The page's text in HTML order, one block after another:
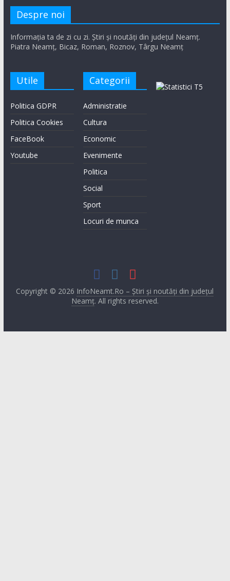
Despre noi
Informația ta de zi cu zi. Știri și noutăți din județul Neamț.
Piatra Neamț, Bicaz, Roman, Roznov, Târgu Neamț
Utile
Politica GDPR
Politica Cookies
FaceBook
Youtube
Categorii
Administratie
Cultura
Economic
Evenimente
Politica
Social
Sport
Locuri de munca
Copyright © 2026 InfoNeamt.Ro – Știri și noutăți din județul
Neamț. All rights reserved.